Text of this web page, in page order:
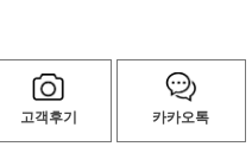
고객후기 카카오톡